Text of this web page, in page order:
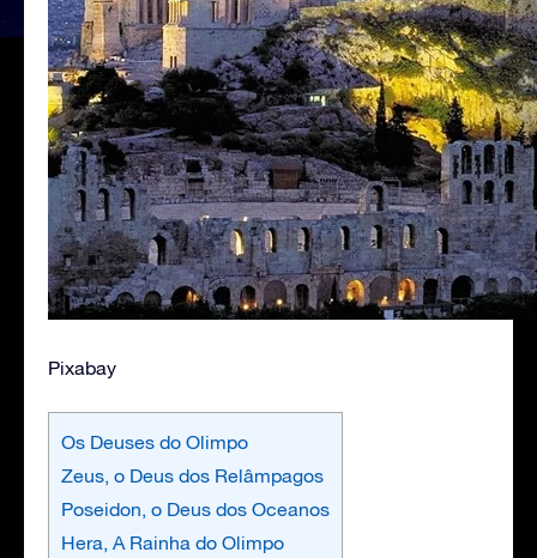
Pixabay
Os Deuses do Olimpo
Zeus, o Deus dos Relâmpagos
Poseidon, o Deus dos Oceanos
Hera, A Rainha do Olimpo